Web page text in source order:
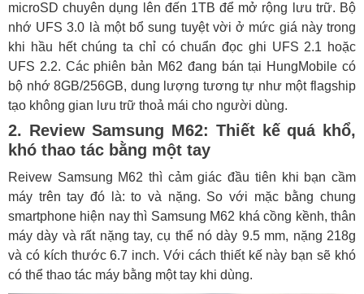
microSD chuyên dụng lên đến 1TB để mở rộng lưu trữ. Bộ
nhớ UFS 3.0 là một bổ sung tuyệt vời ở mức giá này trong
khi hầu hết chúng ta chỉ có chuẩn đọc ghi UFS 2.1 hoặc
UFS 2.2. Các phiên bản M62 đang bán tại HungMobile có
bộ nhớ 8GB/256GB, dung lượng tương tự như một flagship
tạo không gian lưu trữ thoả mái cho người dùng.
2. Review Samsung M62: Thiết kế quá khổ,
khó thao tác bằng một tay
Reivew Samsung M62 thì cảm giác đầu tiên khi bạn cầm
máy trên tay đó là: to và nặng. So với mặc bằng chung
smartphone hiện nay thì Samsung M62 khá cồng kềnh, thân
máy dày và rất nặng tay, cụ thể nó dày 9.5 mm, nặng 218g
và có kích thước 6.7 inch. Với cách thiết kế này bạn sẽ khó
có thể thao tác máy bằng một tay khi dùng.